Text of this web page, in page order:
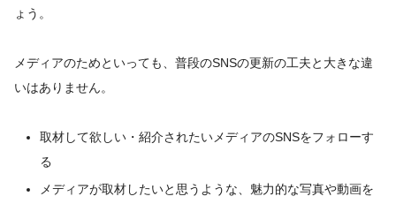
ょう。
メディアのためといっても、普段のSNSの更新の工夫と大きな違
いはありません。
取材して欲しい・紹介されたいメディアのSNSをフォローす
る
メディアが取材したいと思うような、魅力的な写真や動画を